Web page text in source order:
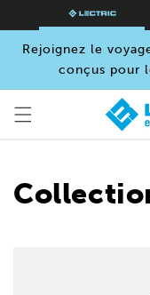
Rejoignez le
conçus pour